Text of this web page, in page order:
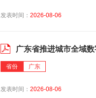
发表时间： 2026-08-06
广东省推进城市全域
省份 广东
发表时间： 2026-08-06